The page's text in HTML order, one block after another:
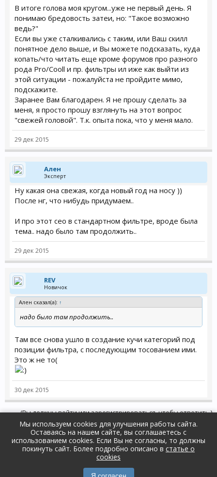
В итоге голова моя кругом...уже не первый день. Я
понимаю бредовость затеи, но: "Такое возможно
ведь?"
Если вы уже сталкивались с таким, или Ваш скилл
понятное дело выше, и Вы можете подсказать, куда
копать/что читать еще кроме форумов про разного
рода Pro/Cooll и пр. фильтры ил иже как выйти из
этой ситуации - пожалуйста не пройдите мимо,
подскажите.
Заранее Вам благодарен. Я не прошу сделать за
меня, я просто прошу взглянуть на этот вопрос
"свежей головой". Т.к. опыта пока, что у меня мало.
29 дек 2015
Ален
Эксперт
Ну какая она свежая, когда новый год на носу ))
После нг, что нибудь придумаем..
И про этот сео в стандартном фильтре, вроде была
тема.. надо было там продолжить..
29 дек 2015
REV
Новичок
Ален сказал(а): ↑
надо было там продолжить..
Там все снова ушло в создание кучи категорий под
позиции фильтра, с последующим тосованием ими.
Это ж не то(
30 дек 2015
(Вы должны войти или зарегистрироваться, чтобы ответить.)
Форум
Поддержка и ответы на вопросы
Общие вопросы
Условия и правила
Политика конфиденциальности
Мы используем cookies для улучшения работы сайта.
Оставаясь на нашем сайте, вы соглашаетесь с
использованием cookies. Если Вы не согласны, то должны
покинуть сайт. Более подробно описано в статье о
cookies